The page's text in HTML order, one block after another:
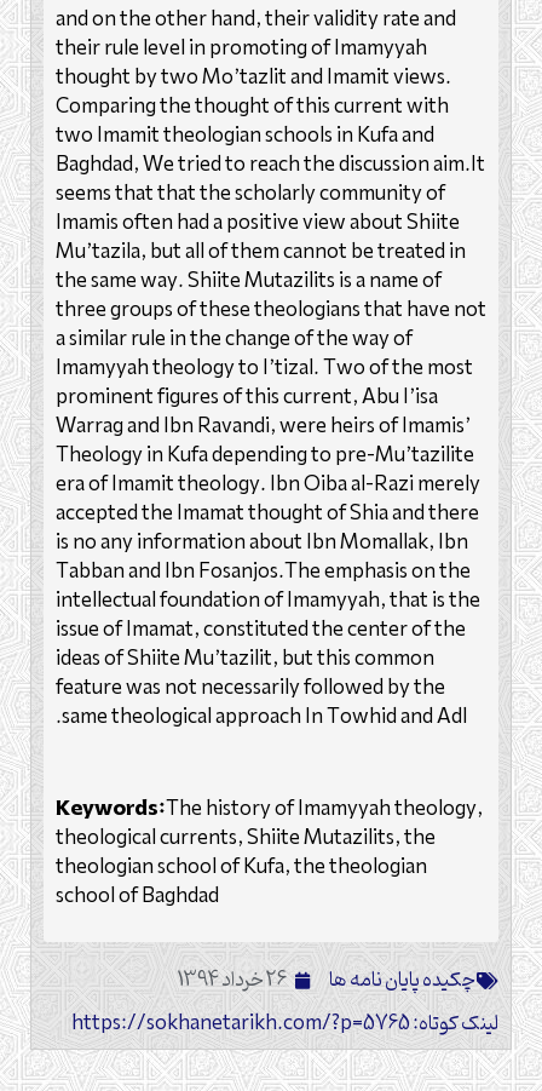
and on the other hand, their validity rate and
their rule level in promoting of Imamyyah
thought by two Mo’tazlit and Imamit views.
Comparing the thought of this current with
two Imamit theologian schools in Kufa and
Baghdad, We tried to reach the discussion aim.It
seems that that the scholarly community of
Imamis often had a positive view about Shiite
Mu’tazila, but all of them cannot be treated in
the same way. Shiite Mutazilits is a name of
three groups of these theologians that have not
a similar rule in the change of the way of
Imamyyah theology to I’tizal. Two of the most
prominent figures of this current, Abu I’isa
Warrag and Ibn Ravandi, were heirs of Imamis’
Theology in Kufa depending to pre-Mu’tazilite
era of Imamit theology. Ibn Qiba al-Razi merely
accepted the Imamat thought of Shia and there
is no any information about Ibn Momallak, Ibn
Tabban and Ibn Fosanjos.The emphasis on the
intellectual foundation of Imamyyah, that is the
issue of Imamat, constituted the center of the
ideas of Shiite Mu’tazilit, but this common
feature was not necessarily followed by the
same theological approach In Towhid and Adl.
Keywords:The history of Imamyyah theology,
theological currents, Shiite Mutazilits, the
theologian school of Kufa, the theologian
school of Baghdad
چکیده پایان نامه ها
26 خرداد 1394
لینک کوتاه: https://sokhanetarikh.com/?p=5765